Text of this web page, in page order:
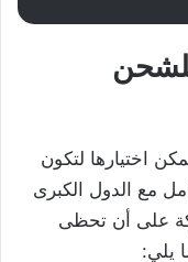
اختيارها لتكون
مع الدول الكبرى
على أن تحظى
يلي: